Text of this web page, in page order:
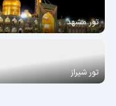
تور مشهد
تور شیراز